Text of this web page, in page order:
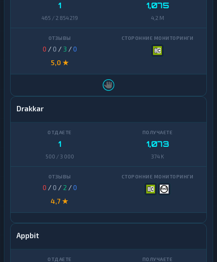
1
465 / 2 854 219
1,075
4,2 M
0 / 0 / 3 /0
5,0 ★
Drakkar
1
500 / 3 000
1,073
374 K
0 / 0 / 2 /0
4,7 ★
Appbit